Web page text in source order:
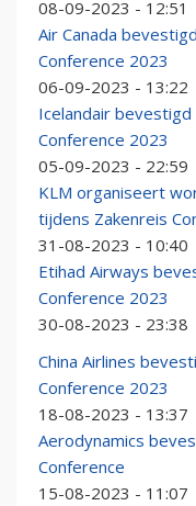
08-09-2023 - 12:51
Air Canada
Conference 2023
06-09-2023 - 13:22
Icelandair
Conference 2023
05-09-2023 - 22:59
KLM organiseert
tijdens Zakenreis
31-08-2023 - 10:40
Etihad Airways
Conference 2023
30-08-2023 - 23:38
China Airlines
Conference 2023
18-08-2023 - 13:37
Aerodynamics
Conference
15-08-2023 - 11:07